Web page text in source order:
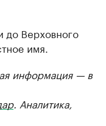
до Верховного
имя.
информация — в
. Аналитика,